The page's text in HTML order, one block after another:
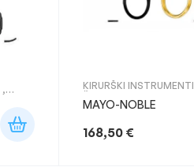
,
KIRURŠKI INSTRUMENTI
MAYO-NOBLE
168,50 €